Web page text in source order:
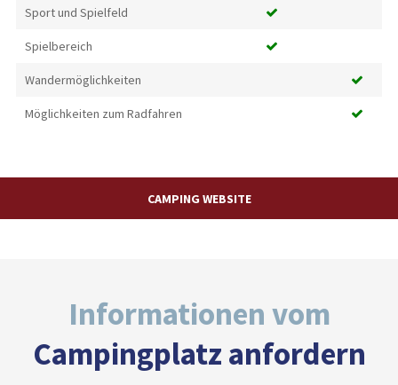
Sport und Spielfeld
Spielbereich
Wandermöglichkeiten
Möglichkeiten zum Radfahren
CAMPING WEBSITE
Informationen vom
Campingplatz anfordern